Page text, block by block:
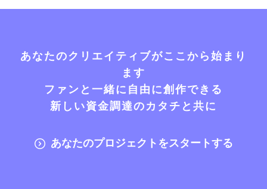
あなたのクリエイティブがここから始まり
ます
ファンと一緒に自由に創作できる
新しい資金調達のカタチと共に
あなたのプロジェクトをスタートする